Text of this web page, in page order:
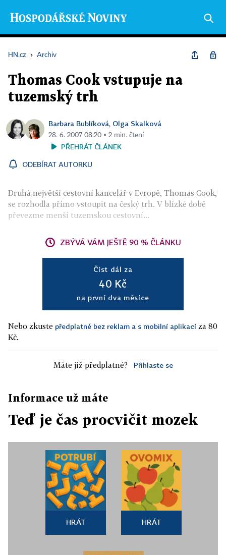
HN.cz › Archiv
Thomas Cook vstupuje na
tuzemský trh
Barbara Bublíková, Olga Skalková
28. 6. 2007 08:20 ▪ 2 min. čtení
PŘEHRÁT ČLÁNEK
ODEBÍRAT AUTORKU
Druhá největší cestovní kancelář v Evropě, Thomas Cook,
se rozhodla přímo vstoupit na český trh. V blízké době
převezme menší tuzemskou cestovní...
ZBÝVÁ VÁM JEŠTĚ 90 % ČLÁNKU
Číst dál za
40 Kč
na první dva měsíce
Nebo zkuste předplatné bez reklam a s mobilní aplikací za 80
Kč.
Máte již předplatné? Přihlaste se
Informace už máte
Teď je čas procvičit mozek
HRÁT HRÁT